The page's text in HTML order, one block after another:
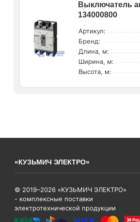
Выключатель
134000800
Артикул:
Бренд:
Длина, м:
Ширина, м:
Высота, м:
«КУЗЬМИЧ ЭЛЕКТРО»
© 2019–2026 «КУЗЬМИЧ ЭЛЕКТРО»
- комплексные поставки
электротехнической продукции